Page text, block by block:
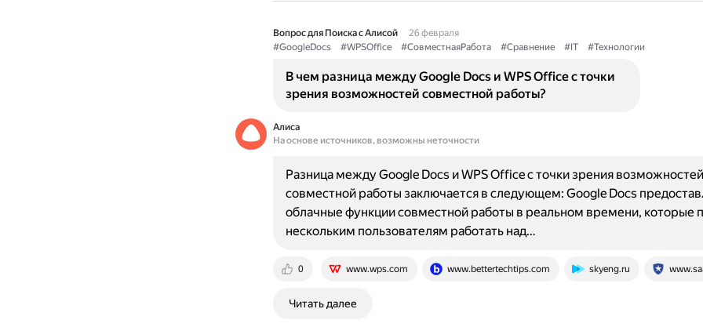
Вопрос для Поиска с Алисой
26 февраля
#GoogleDocs
#WPSOffice #СовместнаяРабота #Сравнение #IT #Технологии
В чем разница между Google Docs и WPS Office с точки
зрения возможностей совместной работы?
Алиса
На основе источников, возможны неточности
0 www.wps.com www.bettertechtips.com skyeng.ru
Разница между Google Docs и WPS Office с точки зрения возможностей
совместной работы заключается в следующем: Google Docs
облачные функции совместной работы в реальном времени, которые
нескольким пользователям работать над…
Читать далее